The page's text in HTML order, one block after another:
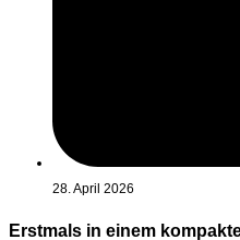
28. April 2026
Erstmals in einem